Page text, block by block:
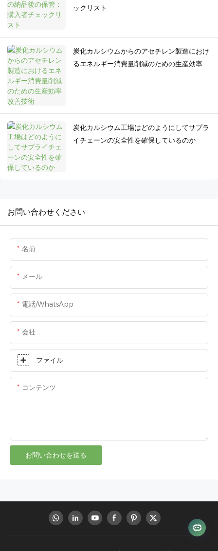
ックリスト
炭化カルシウムからのアセチレン製造におけ
るエネルギー消費量削減のための生産効率改
炭化カルシウム工場はどのようにしてサプラ
イチェーンの安全性を確保しているのか
お問い合わせください
名前
メール
電話/WhatsApp
会社
ファイル
コンテンツ
お問い合わせを送る